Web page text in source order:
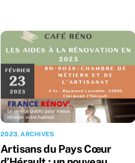
2023,ARCHIVES
Artisans du Pays Cœur